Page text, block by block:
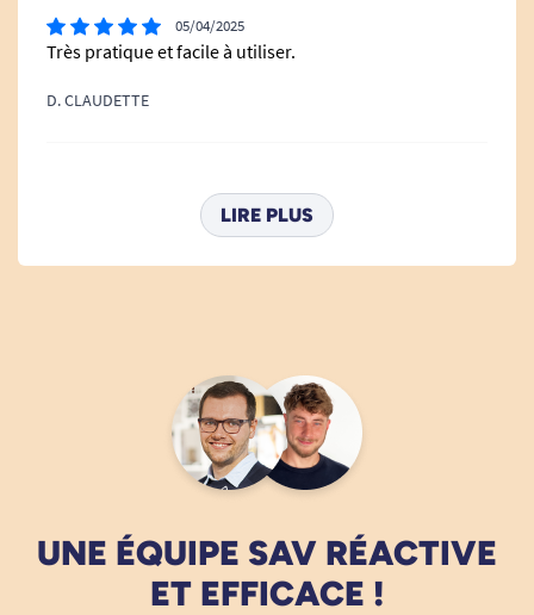
05/04/2025
Très pratique et facile à utiliser.
D. CLAUDETTE
LIRE PLUS
UNE ÉQUIPE SAV RÉACTIVE
ET EFFICACE !